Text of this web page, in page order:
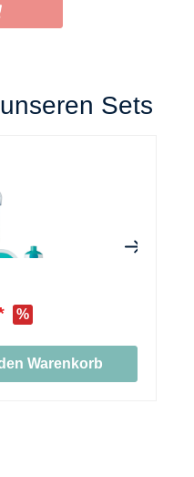
Sets
%
Warenkorb